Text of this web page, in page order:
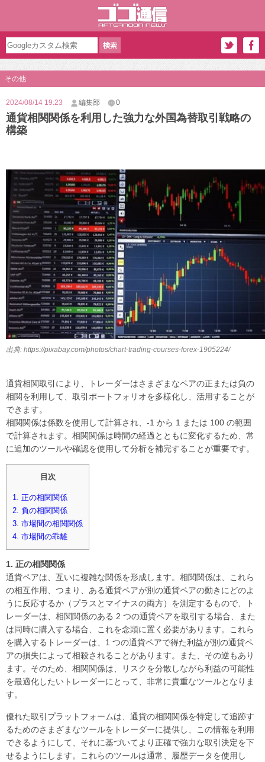
その他
2024/08/14 19:23 編集部 0
通貨相関関係を利用した強力な外国為替取引戦略の
構築
出典: https://pixabay.com/photos/chart-trading-courses-forex-1905224/
通貨相関取引により、トレーダーはさまざまなペアの正または負の
相関を利用して、取引ポートフォリオを多様化し、活用することが
できます。
相関関係は係数を使用して計算され、-1 から 1 または 100 の範囲
で計算されます。相関関係は時間の経過とともに変化するため、常
に追加のツールや確認を使用して分析を補完することが重要です。
目次
1. 正の相関関係
2. 負の相関関係
3. 市場間の相関関係
4. 市場間の乖離
1. 正の相関関係
通貨ペアは、互いに複雑な関係を形成します。相関関係は、これら
の相互作用、つまり、ある通貨ペアが別の通貨ペアの動きにどのよ
うに反応するか（プラスとマイナスの両方）を測定するもので、ト
レーダーは、相関関係のある 2 つの通貨ペアを取引する場合、また
は同時に購入する場合、これを念頭に置く必要があります。これら
を購入するトレーダーは、1 つの通貨ペアで得た利益が別の通貨ペ
アの損失によって相殺されることがあります。また、その逆もあり
ます。そのため、相関関係は、リスクを分散しながら利益の可能性
を最適化したいトレーダーにとって、非常に貴重なツールとなりま
す。
優れた取引プラットフォームは、通貨の相関関係を特定して追跡す
るためのさまざまなツールをトレーダーに提供し、この情報を利用
できるようにして、それに基づいてより正確で強力な取引決定を下
せるようにします。これらのツールは通常、履歴データを使用し